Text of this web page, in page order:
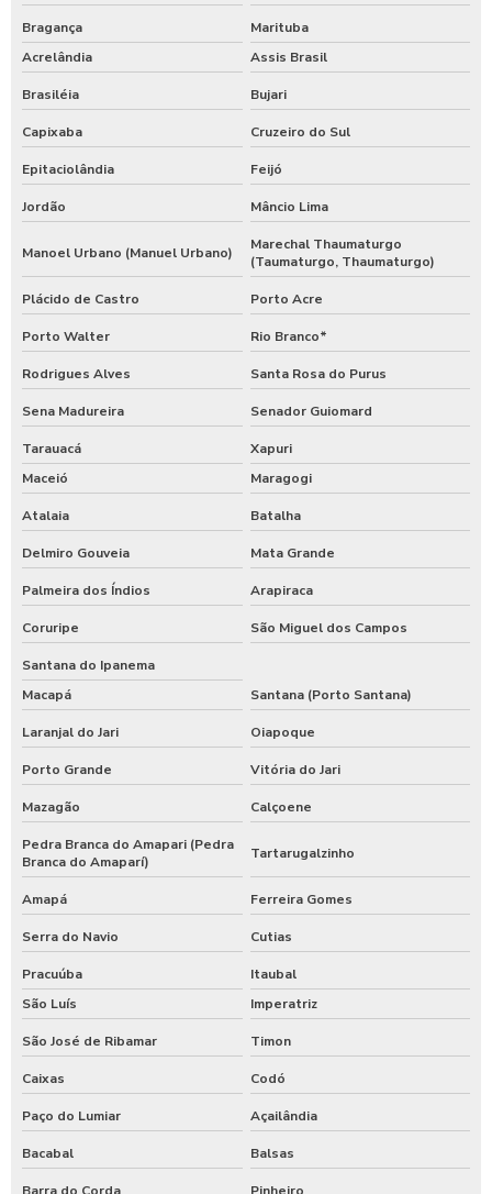
Bragança
Marituba
Acrelândia
Assis Brasil
Brasiléia Bujari
Capixaba Cruzeiro do Sul
Epitaciolândia Feijó
Jordão Mâncio Lima
Manoel Urbano (Manuel Urbano)
Marechal Thaumaturgo
(Taumaturgo, Thaumaturgo)
Plácido de Castro Porto Acre
Porto Walter Rio Branco*
Rodrigues Alves Santa Rosa do Purus
Sena Madureira Senador Guiomard
Tarauacá
Xapuri
Maceió
Maragogi
Atalaia Batalha
Delmiro Gouveia Mata Grande
Palmeira dos Índios Arapiraca
Coruripe São Miguel dos Campos
Santana do Ipanema
Macapá
Santana (Porto Santana)
Laranjal do Jari Oiapoque
Porto Grande Vitória do Jari
Mazagão Calçoene
Pedra Branca do Amapari (Pedra
Branca do Amaparí)
Tartarugalzinho
Amapá Ferreira Gomes
Serra do Navio Cutias
Pracuúba
Itaubal
São Luís
Imperatriz
São José de Ribamar Timon
Caixas Codó
Paço do Lumiar Açailândia
Bacabal Balsas
Barra do Corda Pinheiro